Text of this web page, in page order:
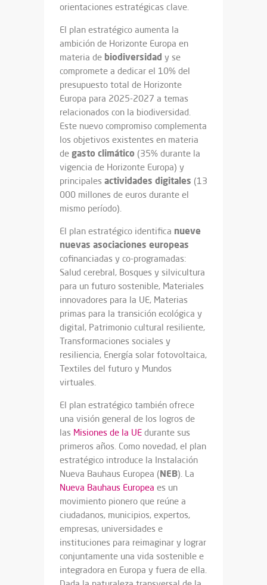
orientaciones estratégicas clave.
El plan estratégico aumenta la
ambición de Horizonte Europa en
materia de biodiversidad y se
compromete a dedicar el 10% del
presupuesto total de Horizonte
Europa para 2025-2027 a temas
relacionados con la biodiversidad.
Este nuevo compromiso complementa
los objetivos existentes en materia
de gasto climático (35% durante la
vigencia de Horizonte Europa) y
principales actividades digitales (13
000 millones de euros durante el
mismo período).
El plan estratégico identifica nueve
nuevas asociaciones europeas
cofinanciadas y co-programadas:
Salud cerebral, Bosques y silvicultura
para un futuro sostenible, Materiales
innovadores para la UE, Materias
primas para la transición ecológica y
digital, Patrimonio cultural resiliente,
Transformaciones sociales y
resiliencia, Energía solar fotovoltaica,
Textiles del futuro y Mundos
virtuales.
El plan estratégico también ofrece
una visión general de los logros de
las Misiones de la UE durante sus
primeros años. Como novedad, el plan
estratégico introduce la Instalación
Nueva Bauhaus Europea (NEB). La
Nueva Bauhaus Europea es un
movimiento pionero que reúne a
ciudadanos, municipios, expertos,
empresas, universidades e
instituciones para reimaginar y lograr
conjuntamente una vida sostenible e
integradora en Europa y fuera de ella.